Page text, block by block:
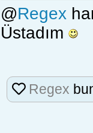
@Regex
Üstadım
Regex